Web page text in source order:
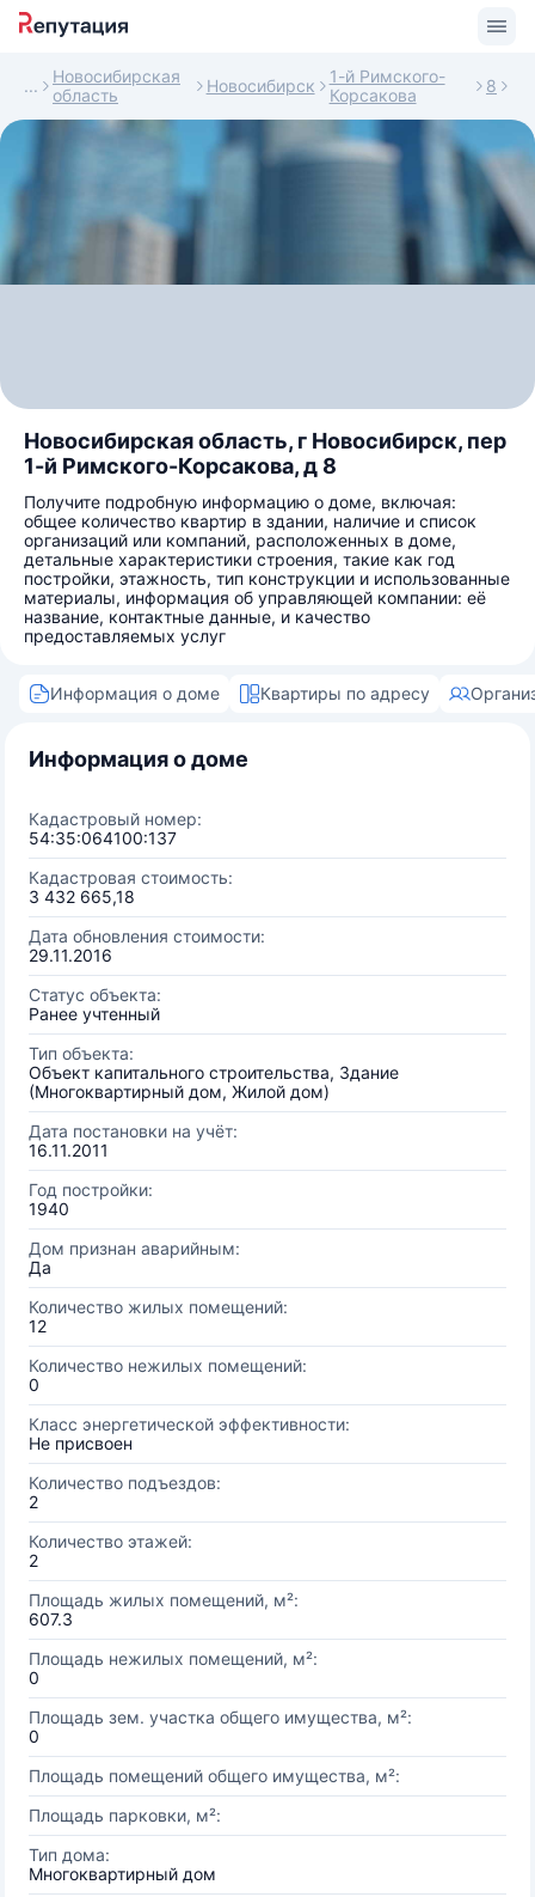
Новосибирская
область
Новосибирск
1-й Римского-
Корсакова
8
Новосибирская область, г Новосибирск, пер
1-й Римского-Корсакова, д 8
Получите подробную информацию о доме, включая:
общее количество квартир в здании, наличие и список
организаций или компаний, расположенных в доме,
детальные характеристики строения, такие как год
постройки, этажность, тип конструкции и использованные
материалы, информация об управляющей компании: её
название, контактные данные, и качество
предоставляемых услуг
Информация о доме Квартиры по адресу
Информация о доме
Кадастровый номер:
54:35:064100:137
Кадастровая стоимость:
3 432 665,18
Дата обновления стоимости:
29.11.2016
Статус объекта:
Ранее учтенный
Тип объекта:
Объект капитального строительства, Здание
(Многоквартирный дом, Жилой дом)
Дата постановки на учёт:
16.11.2011
Год постройки:
1940
Дом признан аварийным:
Да
Количество жилых помещений:
12
Количество нежилых помещений:
0
Класс энергетической эффективности:
Не присвоен
Количество подъездов:
2
Количество этажей:
2
Площадь жилых помещений, м²:
607.3
Площадь нежилых помещений, м²:
0
Площадь зем. участка общего имущества, м²:
0
Площадь помещений общего имущества, м²:
Площадь парковки, м²:
Тип дома:
Многоквартирный дом